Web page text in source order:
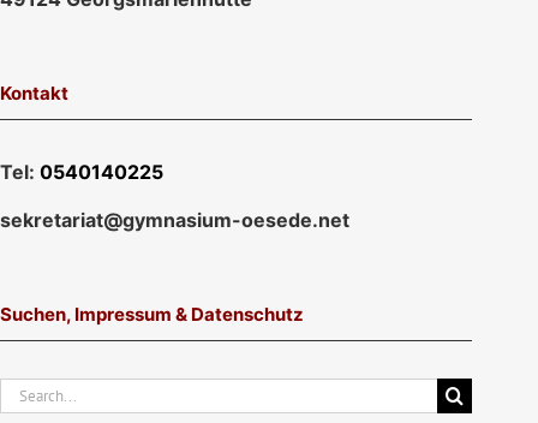
Kontakt
Tel: 0540140225
sekretariat@gymnasium-oesede.net
Suchen, Impressum & Datenschutz
Suche